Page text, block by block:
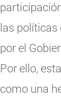
las
por el
Por ello,
como una